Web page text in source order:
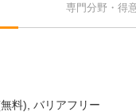
専門分野・得
料) バリアフリー